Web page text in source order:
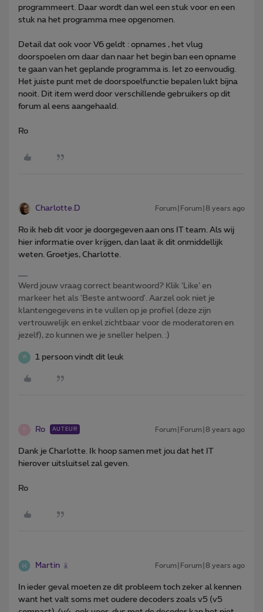
programmeert. Daar wordt dan wel een stuk voor en een
stuk na het programma mee opgenomen.
Detail dat ook voor V6 geldt : opnames , het vlug
doorspoelen om daar dan naar het begin ban een opname
te gaan van het geplande programma is. Iet zo eenvoudig.
Het juiste punt met de doorspoelfunctie bepalen lukt bijna
nooit. Dit item werd door verschillende gebruikers op dit
forum al eens aangehaald.
Ro
Charlotte.D Forum|Forum|8 years ago
Ro ik heb dit voor je doorgegeven aan ons IT team. Als wij
hier informatie over krijgen, dan laat ik dit onmiddellijk
weten. Groetjes, Charlotte.
Werd jouw vraag correct beantwoord? Klik ‘Like’ en
markeer het als 'Beste antwoord'. Aarzel ook niet je
klantengegevens in te vullen op je profiel (deze zijn
vertrouwelijk en enkel zichtbaar voor de moderatoren en
jezelf), zo kunnen we je sneller helpen. :)
W 1 persoon vindt dit leuk
Ro AUTEUR Forum|Forum|8 years ago
Dank je Charlotte. Ik hoop samen met jou dat het IT
hierover uitsluitsel zal geven.
Ro
Martin Forum|Forum|8 years ago
In ieder geval moeten ze dit probleem toch zeker al kennen
want het valt soms met oudere decoders zoals v5 (v5